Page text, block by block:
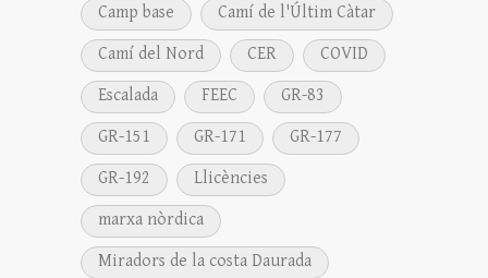
Camp base
Camí de l'Últim Càtar
Camí del Nord
CER
COVID
Escalada
FEEC
GR-83
GR-151
GR-171
GR-177
GR-192
Llicències
marxa nòrdica
Miradors de la costa Daurada